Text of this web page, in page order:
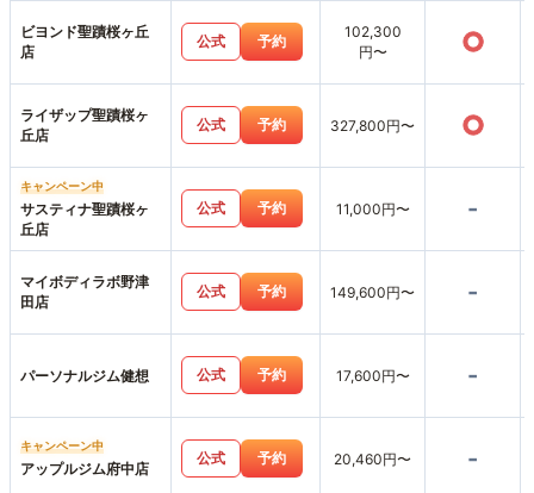
ビヨンド聖蹟桜ヶ丘
店
公式 予約
102,300
円〜
○
ライザップ聖蹟桜ヶ
丘店
公式 予約 327,800円〜 ○
キャンペーン中
サスティナ聖蹟桜ヶ
丘店
公式 予約 11,000円〜 -
マイボディラボ野津
田店
公式 予約 149,600円〜 -
パーソナルジム健想 公式 予約 17,600円〜 -
キャンペーン中
アップルジム府中店
公式 予約 20,460円〜 -